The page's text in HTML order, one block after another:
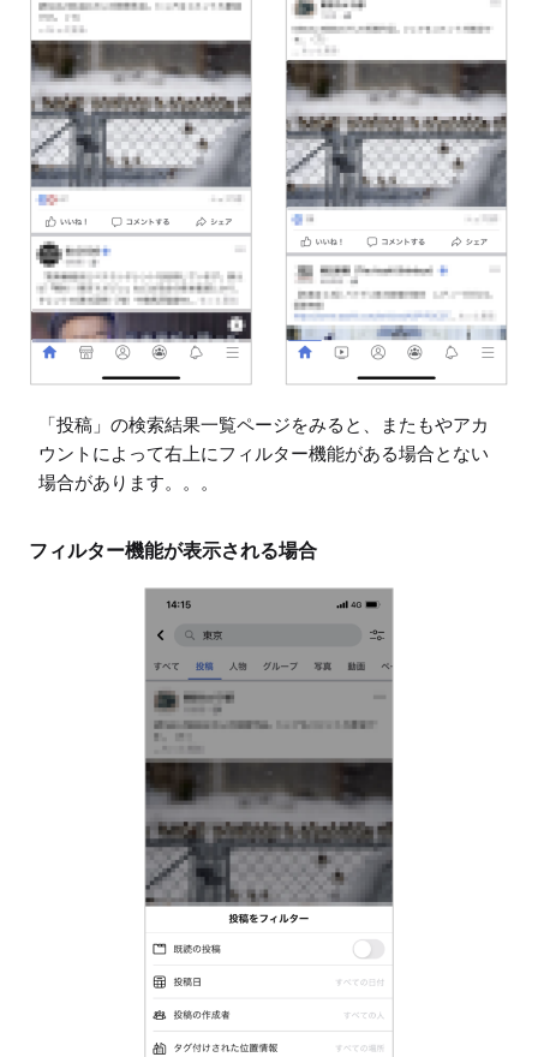
「投稿」の検索結果一覧ページをみると、またもやアカ
ウントによって右上にフィルター機能がある場合とない
フィルター機能が表示される場合